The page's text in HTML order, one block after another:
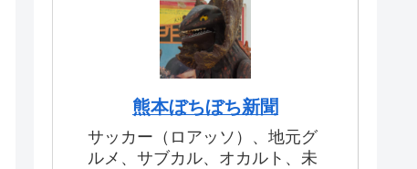
熊本ぼちぼち新聞
サッカー（ロアッソ）、地元グ
ルメ、サブカル、オカルト、未